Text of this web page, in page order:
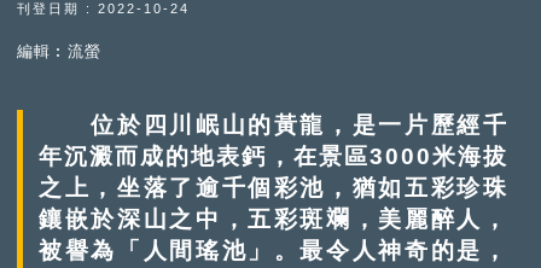
刊登日期 : 2022-10-24
編輯︰流螢
位於四川岷山的黃龍，是一片歷經千
年沉澱而成的地表鈣，在景區3000米海拔
之上，坐落了逾千個彩池，猶如五彩珍珠
鑲嵌於深山之中，五彩斑斕，美麗醉人，
被譽為「人間瑤池」。最令人神奇的是，